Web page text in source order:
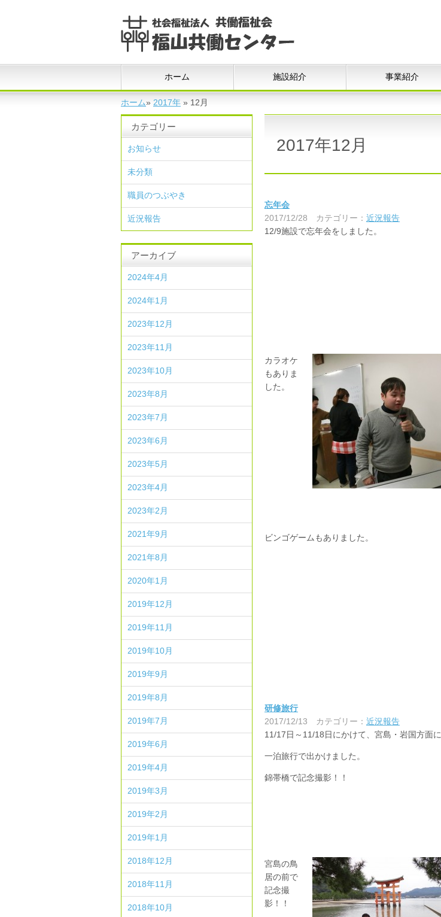
ホーム 施設紹介 事業紹介
ホーム» 2017年 » 12月
2017年12月
忘年会
2017/12/28
カテゴリー： 近況報告
12/9施設で忘年会をしました。
カラオケ
もありま
した。
ビンゴゲームもありました。
研修旅行
2017/12/13
カテゴリー： 近況報告
11/17日～11/18日にかけて、宮島・岩国方面に
一泊旅行で出かけました。
錦帯橋で記念撮影！！
宮島の鳥
居の前で
記念撮
影！！
カテゴリー
お知らせ
未分類
職員のつぶやき
近況報告
アーカイブ
2024年4月
2024年1月
2023年12月
2023年11月
2023年10月
2023年8月
2023年7月
2023年6月
2023年5月
2023年4月
2023年2月
2021年9月
2021年8月
2020年1月
2019年12月
2019年11月
2019年10月
2019年9月
2019年8月
2019年7月
2019年6月
2019年4月
2019年3月
2019年2月
2019年1月
2018年12月
2018年11月
2018年10月